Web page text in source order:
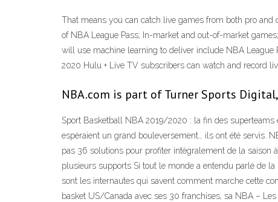
That means you can catch live games from both pro
of NBA League Pass; In-market and out-of-market
will use machine learning to deliver include NBA League
2020 Hulu + Live TV subscribers can watch and record
NBA.com is part of Turner Sports
Sport Basketball NBA 2019/2020 : la fin des superteams
espéraient un grand bouleversement… ils ont été servis.
pas 36 solutions pour profiter intégralement de la saison
plusieurs supports Si tout le monde a entendu parlé de
sont les internautes qui savent comment marche cette
basket US/Canada avec ses 30 franchises, sa NBA –